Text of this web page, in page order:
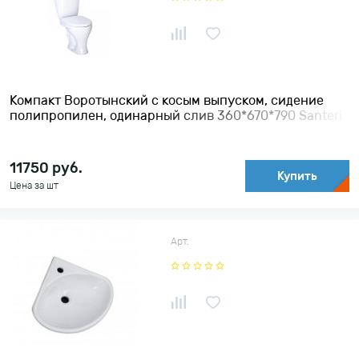
Компакт Воротынский с косым выпуском, сидение
полипропилен, одинарный слив 360*670*790 Santeri
11750 руб.
Цена за шт
Купить
Арт.